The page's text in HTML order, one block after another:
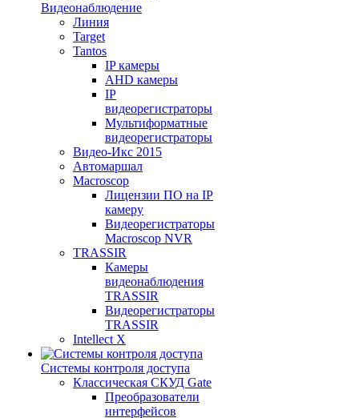
Видеонаблюдение
Линия
Target
Tantos
IP камеры
AHD камеры
IP
видеорегистраторы
Мультиформатные
видеорегистраторы
Видео-Икс 2015
Автомаршал
Macroscop
Лицензии ПО на IP
камеру
Видеорегистраторы
Macroscop NVR
TRASSIR
Камеры
видеонаблюдения
TRASSIR
Видеорегистраторы
TRASSIR
Intellect X
Системы контроля доступа
Классическая СКУД Gate
Преобразователи
интерфейсов